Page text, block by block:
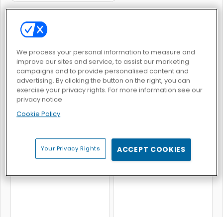
Boeing-Flugsimulator Merge Lagoon
We process your personal information to measure and
improve our sites and service, to assist our marketing
campaigns and to provide personalised content and
advertising. By clicking the button on the right, you can
exercise your privacy rights. For more information see our
privacy notice
Cookie Policy
Your Privacy Rights ACCEPT COOKIES